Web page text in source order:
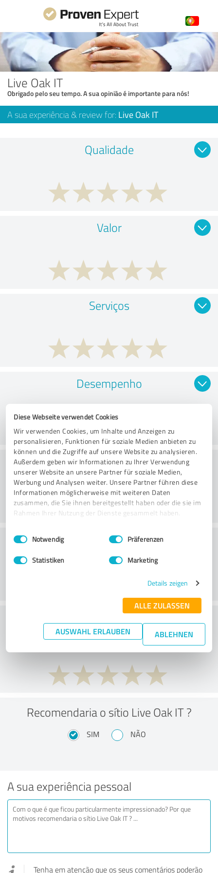
Diese Webseite verwendet Cookies
Wir verwenden Cookies, um Inhalte und Anzeigen zu
personalisieren, Funktionen für soziale Medien anbieten zu
können und die Zugriffe auf unsere Website zu analysieren.
Außerdem geben wir Informationen zu Ihrer Verwendung
unserer Website an unsere Partner für soziale Medien,
Werbung und Analysen weiter. Unsere Partner führen diese
Informationen möglicherweise mit weiteren Daten
zusammen, die Sie ihnen bereitgestellt haben oder die sie im
Rahmen Ihrer Nutzung der Dienste gesammelt haben.
Impressum Datenschutzbestimmungen
Einwilligungsauswahl
Notwendig Präferenzen
Statistiken Marketing
Details zeigen
ALLE ZULASSEN
AUSWAHL ERLAUBEN ABLEHNEN
Live Oak IT
Obrigado pelo seu tempo. A sua opinião é importante para nós!
A sua experiência & review for: Live Oak IT
Qualidade
Valor
Serviços
Desempenho
Consultoria
Serviço ao cliente
O que acha da relação
preço/desempenho?
Recomendaria o sítio Live Oak IT ?
SIM NÃO
A sua experiência pessoal
Tenha em atenção que os seus comentários poderão